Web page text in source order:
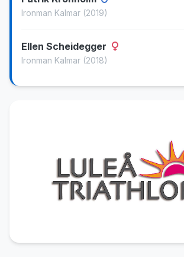
Ironman Kalmar (2019)
Ellen Scheidegger
Ironman Kalmar (2018)